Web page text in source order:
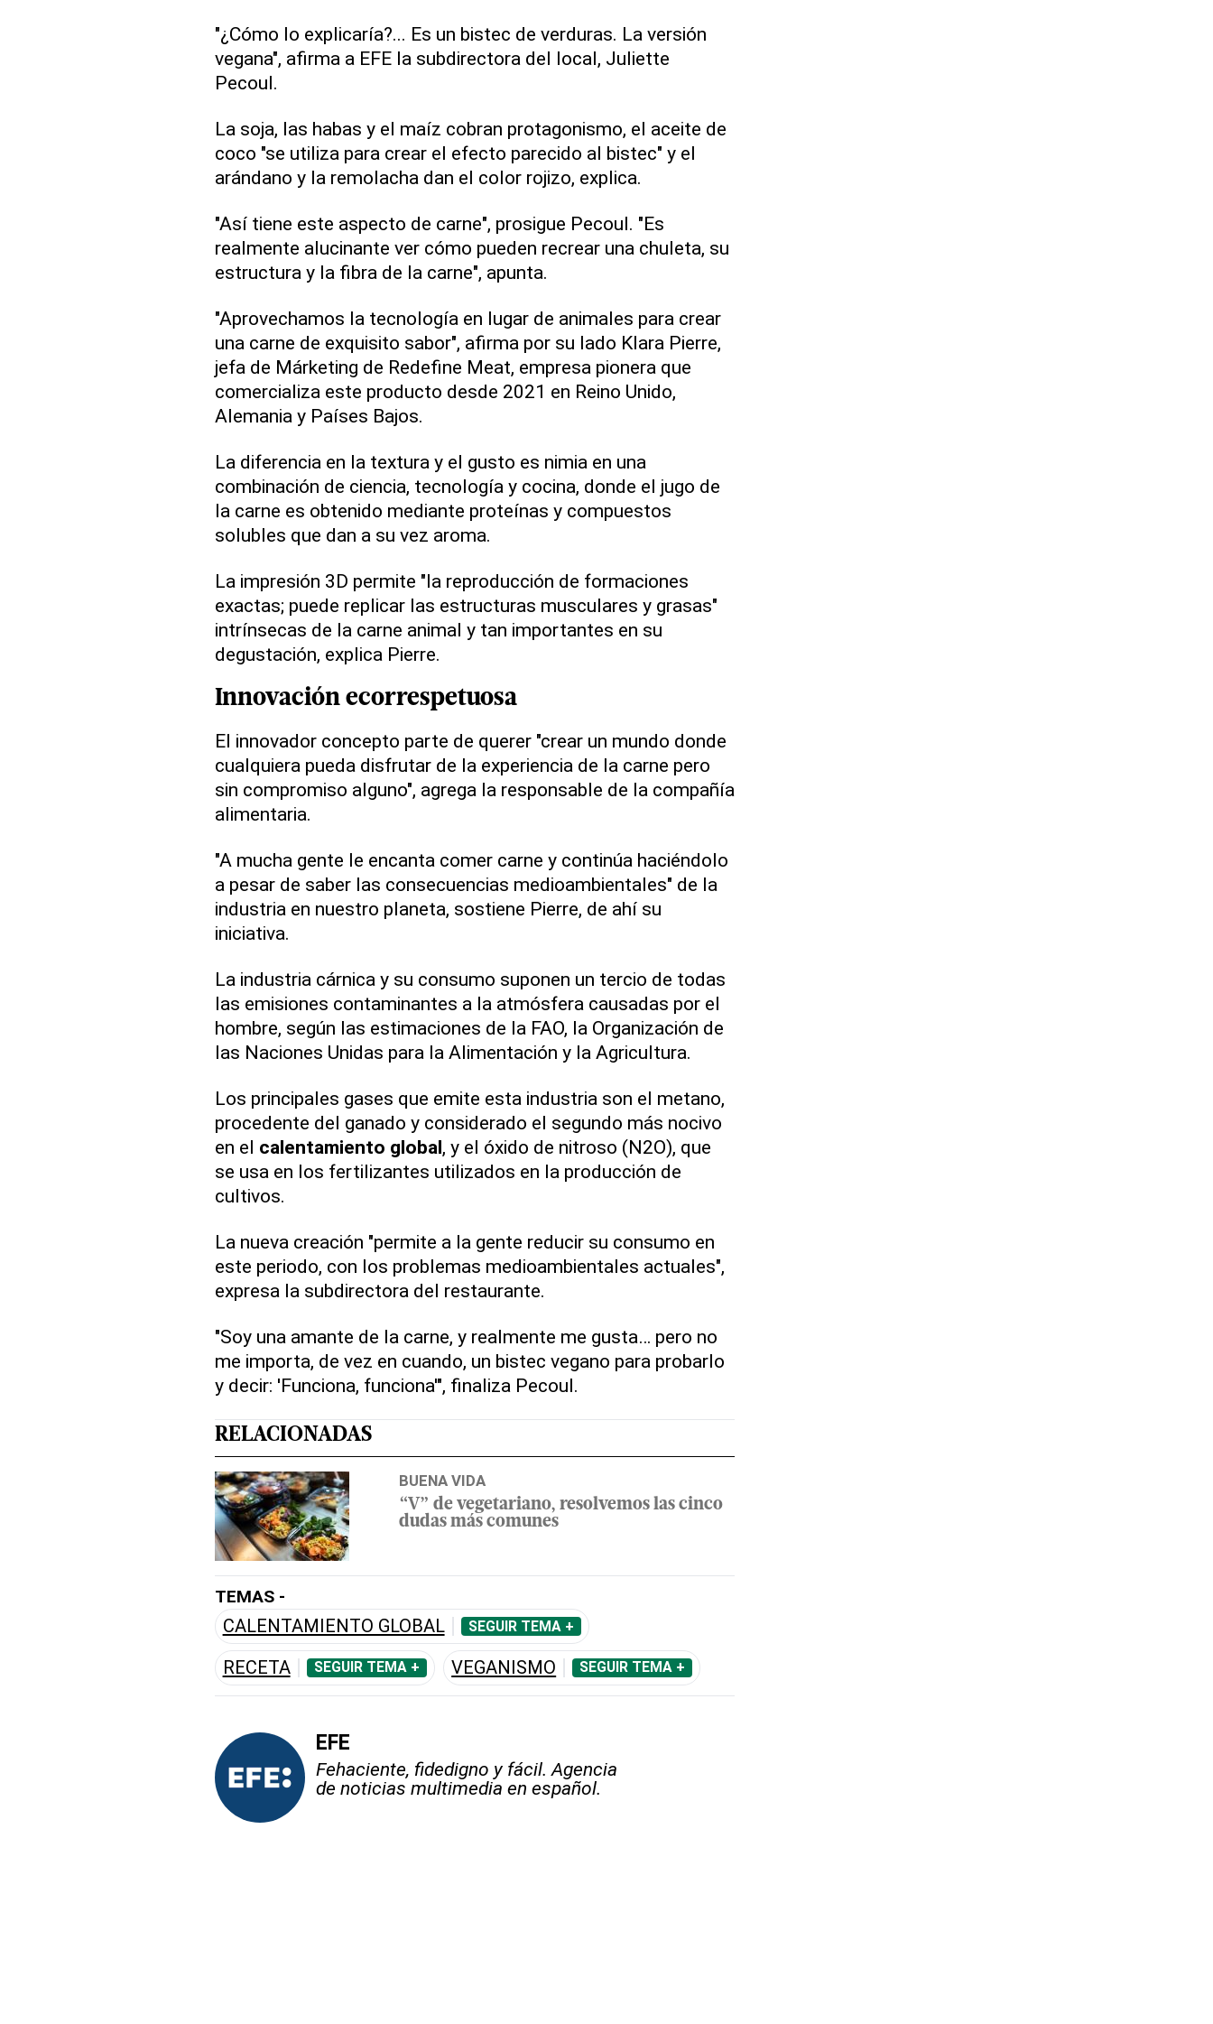
"¿Cómo lo explicaría?... Es un bistec de verduras. La versión
vegana", afirma a EFE la subdirectora del local, Juliette
Pecoul.
La soja, las habas y el maíz cobran protagonismo, el aceite de
coco "se utiliza para crear el efecto parecido al bistec" y el
arándano y la remolacha dan el color rojizo, explica.
"Así tiene este aspecto de carne", prosigue Pecoul. "Es
realmente alucinante ver cómo pueden recrear una chuleta, su
estructura y la fibra de la carne", apunta.
"Aprovechamos la tecnología en lugar de animales para crear
una carne de exquisito sabor", afirma por su lado Klara Pierre,
jefa de Márketing de Redefine Meat, empresa pionera que
comercializa este producto desde 2021 en Reino Unido,
Alemania y Países Bajos.
La diferencia en la textura y el gusto es nimia en una
combinación de ciencia, tecnología y cocina, donde el jugo de
la carne es obtenido mediante proteínas y compuestos
solubles que dan a su vez aroma.
La impresión 3D permite "la reproducción de formaciones
exactas; puede replicar las estructuras musculares y grasas"
intrínsecas de la carne animal y tan importantes en su
degustación, explica Pierre.
Innovación ecorrespetuosa
El innovador concepto parte de querer "crear un mundo donde
cualquiera pueda disfrutar de la experiencia de la carne pero
sin compromiso alguno", agrega la responsable de la compañía
alimentaria.
"A mucha gente le encanta comer carne y continúa haciéndolo
a pesar de saber las consecuencias medioambientales" de la
industria en nuestro planeta, sostiene Pierre, de ahí su
iniciativa.
La industria cárnica y su consumo suponen un tercio de todas
las emisiones contaminantes a la atmósfera causadas por el
hombre, según las estimaciones de la FAO, la Organización de
las Naciones Unidas para la Alimentación y la Agricultura.
Los principales gases que emite esta industria son el metano,
procedente del ganado y considerado el segundo más nocivo
en el calentamiento global, y el óxido de nitroso (N2O), que
se usa en los fertilizantes utilizados en la producción de
cultivos.
La nueva creación "permite a la gente reducir su consumo en
este periodo, con los problemas medioambientales actuales",
expresa la subdirectora del restaurante.
"Soy una amante de la carne, y realmente me gusta… pero no
me importa, de vez en cuando, un bistec vegano para probarlo
y decir: 'Funciona, funciona'", finaliza Pecoul.
RELACIONADAS
BUENA VIDA
“V” de vegetariano, resolvemos las cinco
dudas más comunes
TEMAS -
CALENTAMIENTO GLOBAL SEGUIR TEMA +
RECETA SEGUIR TEMA + VEGANISMO SEGUIR TEMA +
EFE
Fehaciente, fidedigno y fácil. Agencia
de noticias multimedia en español.